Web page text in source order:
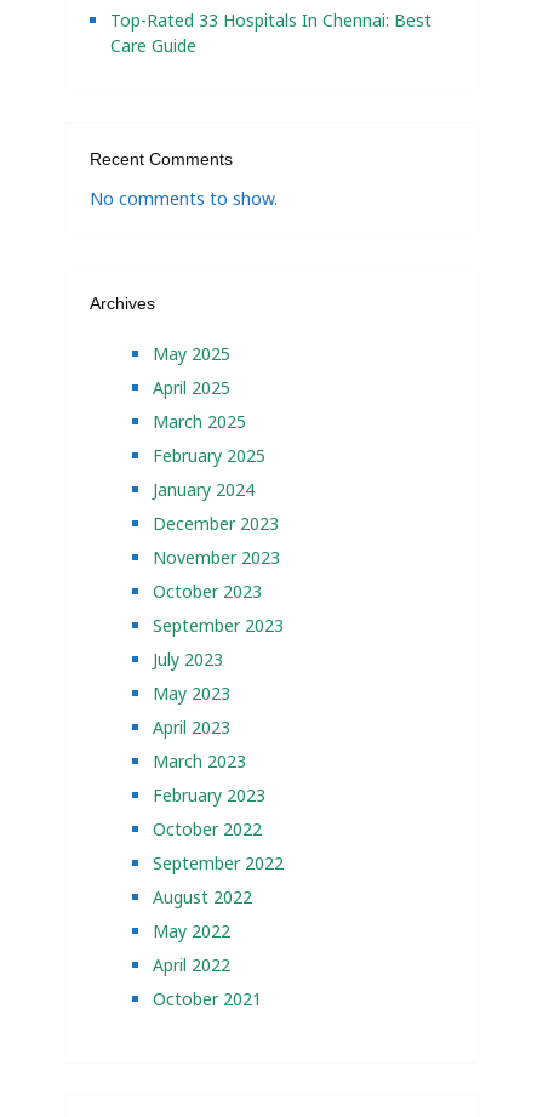
Top-Rated 33 Hospitals In Chennai: Best
Care Guide
Recent Comments
No comments to show.
Archives
May 2025
April 2025
March 2025
February 2025
January 2024
December 2023
November 2023
October 2023
September 2023
July 2023
May 2023
April 2023
March 2023
February 2023
October 2022
September 2022
August 2022
May 2022
April 2022
October 2021